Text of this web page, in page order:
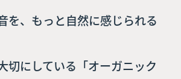
を、もっと自然に感じられる
切にしている「オーガニック